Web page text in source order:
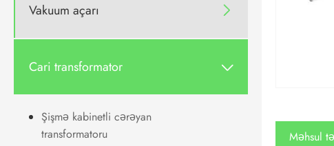
Vakuum açarı 
Cari transformator 
Şişmə kabinetli cərəyan
transformatoru
Məhsul